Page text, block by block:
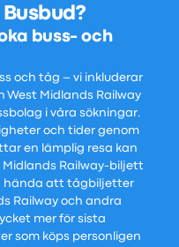
buss- och
och tåg – vi inkluderar
West Midlands Railway
i våra sökningar.
och tider genom
en lämplig resa kan
Midlands Railway-biljett
hända att tågbiljetter
Railway och andra
mer för sista
som köps personligen